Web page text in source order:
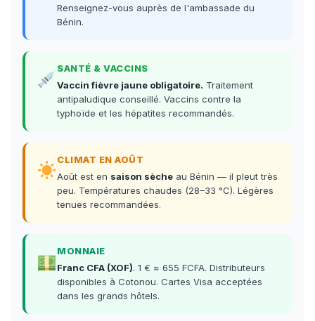
Renseignez-vous auprès de l'ambassade du
Bénin.
SANTÉ & VACCINS
Vaccin fièvre jaune obligatoire. Traitement
antipaludique conseillé. Vaccins contre la
typhoïde et les hépatites recommandés.
CLIMAT EN AOÛT
Août est en saison sèche au Bénin — il pleut très
peu. Températures chaudes (28–33 °C). Légères
tenues recommandées.
MONNAIE
Franc CFA (XOF). 1 € ≈ 655 FCFA. Distributeurs
disponibles à Cotonou. Cartes Visa acceptées
dans les grands hôtels.